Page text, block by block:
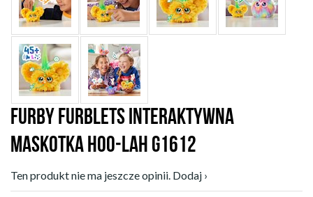
FURBY FURBLETS INTERAKTYWNA
MASKOTKA HOO-LAH G1612
Ten produkt nie ma jeszcze opinii. Dodaj ›